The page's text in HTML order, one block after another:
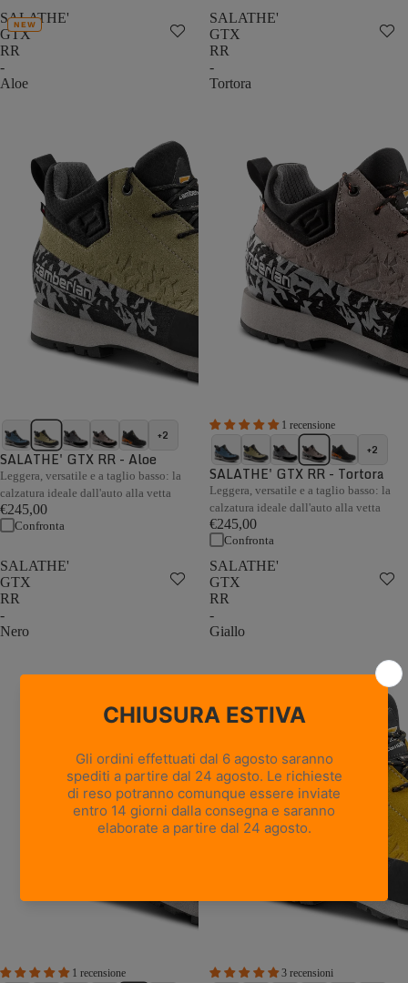
SALATHE'
GTX
RR
-
Aloe
NEW
+2
SALATHE' GTX RR - Aloe
Leggera, versatile e a taglio basso: la
calzatura ideale dall'auto alla vetta
€245,00
Confronta
SALATHE'
GTX
RR
-
Tortora
1 recensione
+2
SALATHE' GTX RR - Tortora
Leggera, versatile e a taglio basso: la
calzatura ideale dall'auto alla vetta
€245,00
Confronta
SALATHE'
GTX
RR
-
Nero
1 recensione
SALATHE'
GTX
RR
-
Giallo
3 recensioni